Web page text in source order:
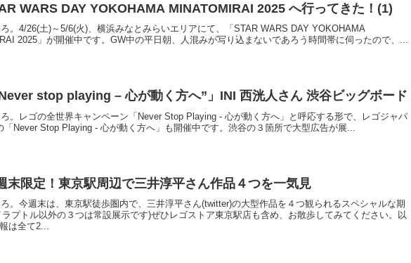
WARS DAY YOKOHAMA MINATOMIRAI 2025 へ行ってきた！(1)
。4/26(土)～5/6(火)、横浜みなとみらいエリアにて、「STAR WARS DAY YOKOHAMA
2025」が開催中です。GW中の平日朝、人混みが写り込まないであろう時間帯に伺ったので、...
stop playing – 心が動く方へ”」INI 西洸人さん 渋谷ビッグボード
。レゴの全世界キャンペーン「Never Stop Playing - 心が動く方へ」と呼応する形で、レゴジャパ
「Never Stop Playing - 心が動く方へ」も開催中です。渋谷の３箇所で大型広告が展...
末限定！東京駅周辺で三井淳平さん作品４つを一気見
。今週末は、東京駅徒歩圏内で、三井淳平さん(twitter)の大型作品を４つ観られるスペシャルな期
ラプトル以外の３つは常設展示です)ぜひレゴストア東京駅店も含め、お散歩してみてください。以
は全て2...